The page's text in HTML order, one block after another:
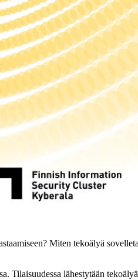
Miten tekoälyä
Tilaisuudessa lähestytään tekoälyä